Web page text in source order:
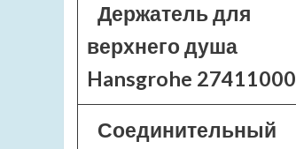
Держатель для
верхнего душа
Hansgrohe 27411000
Соединительный